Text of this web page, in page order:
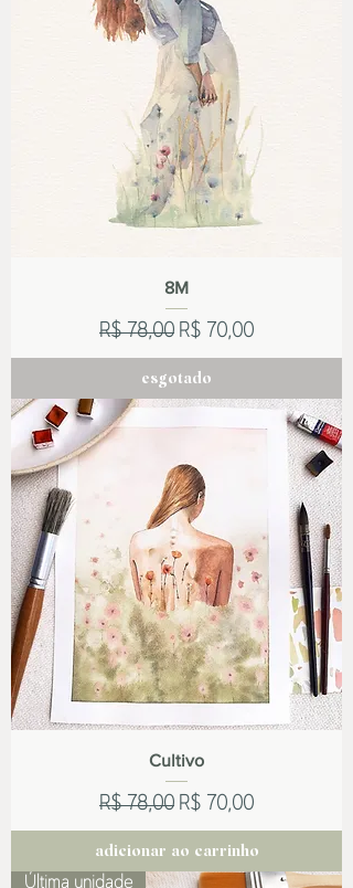
8M
Preço normal
R$ 78,00 Preço promocional
R$ 70,00
esgotado
Cultivo
Preço normal
R$ 78,00 Preço promocional
R$ 70,00
adicionar ao carrinho
Última unidade